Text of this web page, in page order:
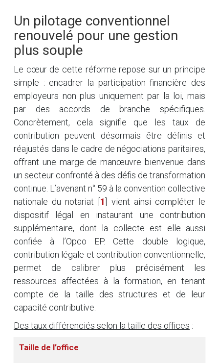
Un pilotage conventionnel
renouvelé pour une gestion
plus souple
Le cœur de cette réforme repose sur un principe
simple : encadrer la participation financière des
employeurs non plus uniquement par la loi, mais
par des accords de branche spécifiques.
Concrètement, cela signifie que les taux de
contribution peuvent désormais être définis et
réajustés dans le cadre de négociations paritaires,
offrant une marge de manœuvre bienvenue dans
un secteur confronté à des défis de transformation
continue. L’avenant n° 59 à la convention collective
nationale du notariat
1
vient ainsi compléter le
dispositif légal en instaurant une contribution
supplémentaire, dont la collecte est elle aussi
confiée à l’Opco EP. Cette double logique,
contribution légale et contribution conventionnelle,
permet de calibrer plus précisément les
ressources affectées à la formation, en tenant
compte de la taille des structures et de leur
capacité contributive.
Des taux différenciés selon la taille des offices :
Taille de l’office